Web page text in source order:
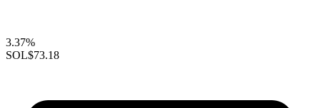
3.37%
SOL$73.18